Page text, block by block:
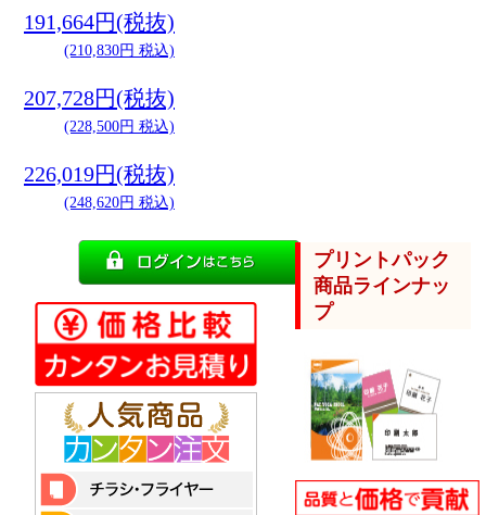
191,664円(税抜)
(210,830円 税込)
207,728円(税抜)
(228,500円 税込)
226,019円(税抜)
(248,620円 税込)
プリントパック
商品ラインナッ
プ